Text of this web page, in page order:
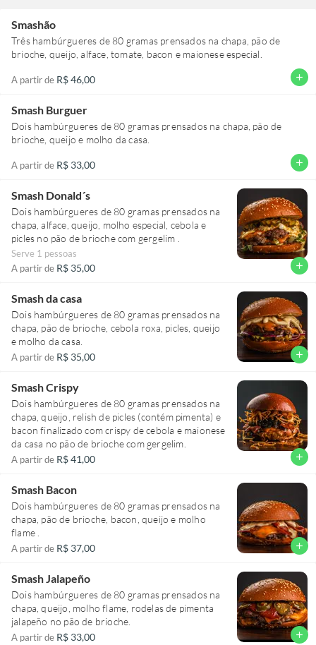
Smashão
Três hambúrgueres de 80 gramas prensados na chapa, pão de
brioche, queijo, alface, tomate, bacon e maionese especial.
A partir de R$ 46,00 add
Smash Burguer
Dois hambúrgueres de 80 gramas prensados na chapa, pão de
brioche, queijo e molho da casa.
A partir de R$ 33,00 add
Smash Donald´s
Dois hambúrgueres de 80 gramas prensados na
chapa, alface, queijo, molho especial, cebola e
picles no pão de brioche com gergelim .
Serve 1 pessoas
A partir de R$ 35,00 add
Smash da casa
Dois hambúrgueres de 80 gramas prensados na
chapa, pão de brioche, cebola roxa, picles, queijo
e molho da casa.
A partir de R$ 35,00 add
Smash Crispy
Dois hambúrgueres de 80 gramas prensados na
chapa, queijo, relish de picles (contém pimenta) e
bacon finalizado com crispy de cebola e maionese
da casa no pão de brioche com gergelim.
A partir de R$ 41,00 add
Smash Bacon
Dois hambúrgueres de 80 gramas prensados na
chapa, pão de brioche, bacon, queijo e molho
flame .
A partir de R$ 37,00 add
Smash Jalapeño
Dois hambúrgueres de 80 gramas prensados na
chapa, queijo, molho flame, rodelas de pimenta
jalapeño no pão de brioche.
A partir de R$ 33,00 add